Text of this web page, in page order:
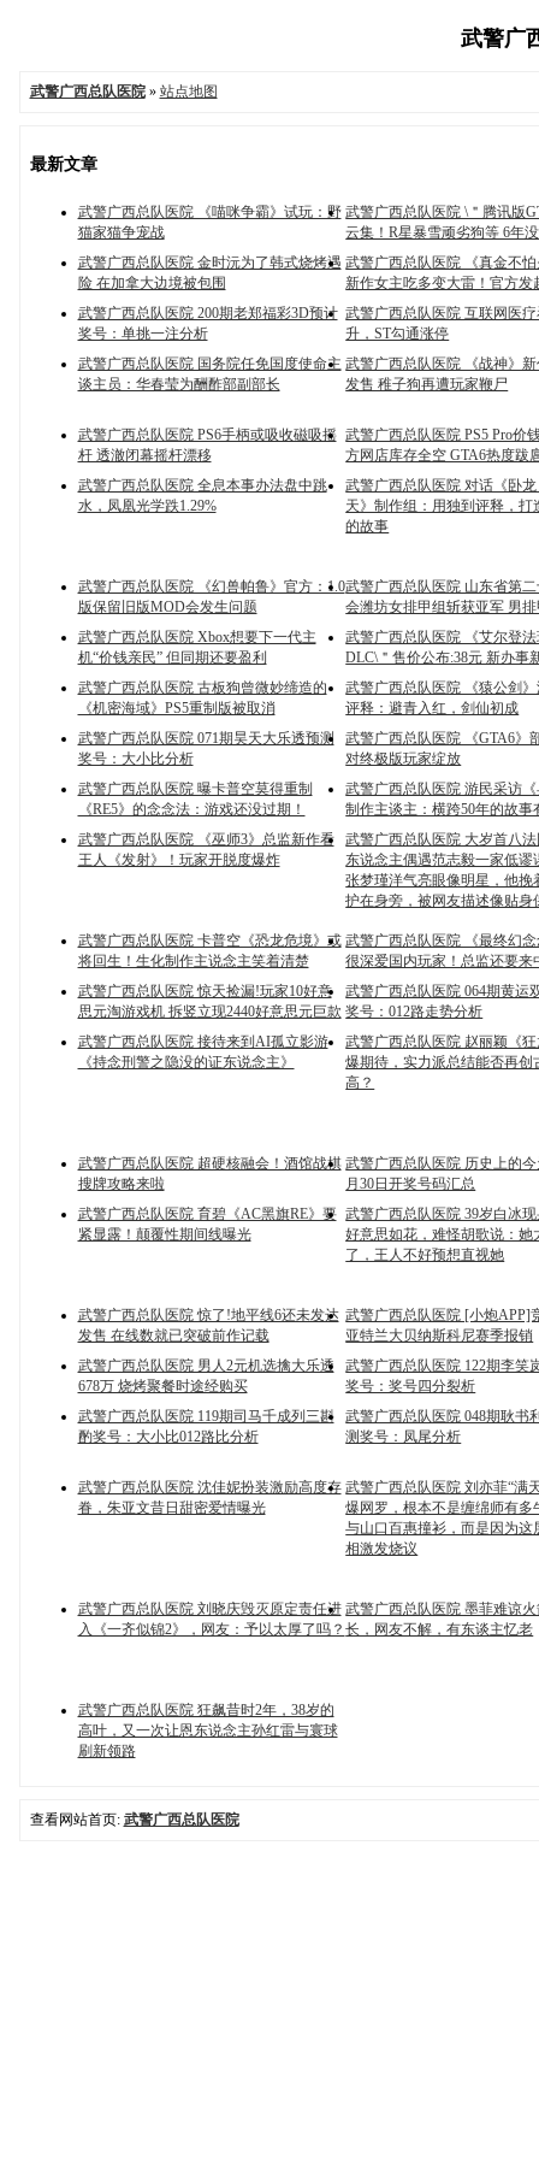
武警广
武警广西总队医院» 站点地图
最新文章
武警广西总队医院 《喵咪争霸》试玩：野
猫家猫争宠战
武警广西总队医院 \＂腾讯版
云集！R星暴雪顽劣狗等 6年
武警广西总队医院 金时沅为了韩式烧烤遇
险 在加拿大边境被包围
武警广西总队医院 《真金不
新作女主吃多变大雷！官方发
武警广西总队医院 200期老郑福彩3D预计
奖号：单挑一注分析
武警广西总队医院 互联网医
升，ST勾通涨停
武警广西总队医院 国务院任免国度使命主
谈主员：华春莹为酬酢部副部长
武警广西总队医院 《战神》
发售 稚子狗再遭玩家鞭尸
武警广西总队医院 PS6手柄或吸收磁吸摇
杆 透澈闭幕摇杆漂移
武警广西总队医院 PS5 Pro价
方网店库存全空 GTA6热度跋
武警广西总队医院 全息本事办法盘中跳
水，凤凰光学跌1.29%
武警广西总队医院 对话《卧
天》制作组：用独到评释，打
的故事
武警广西总队医院 《幻兽帕鲁》官方：1.0
版保留旧版MOD会发生问题
武警广西总队医院 山东省第
会潍坊女排甲组斩获亚军 男
武警广西总队医院 Xbox想要下一代主
机“价钱亲民” 但同期还要盈利
武警广西总队医院 《艾尔登
DLC\＂售价公布:38元 新办事
武警广西总队医院 古板狗曾微妙缔造的
《机密海域》PS5重制版被取消
武警广西总队医院 《猿公剑
评释：避青入红，剑仙初成
武警广西总队医院 071期昊天大乐透预测
奖号：大小比分析
武警广西总队医院 《GTA6》
对终极版玩家绽放
武警广西总队医院 曝卡普空莫得重制
《RE5》的念念法：游戏还没过期！
武警广西总队医院 游民采访
制作主谈主：横跨50年的故事
武警广西总队医院 《巫师3》总监新作看
王人《发射》！玩家开脱度爆炸
武警广西总队医院 大岁首八
东说念主偶遇范志毅一家低谬
张梦瑾洋气亮眼像明星，他挽
护在身旁，被网友描述像贴身
武警广西总队医院 卡普空《恐龙危境》或
将回生！生化制作主说念主笑着清楚
武警广西总队医院 《最终幻
很深爱国内玩家！总监还要来
武警广西总队医院 惊天捡漏!玩家10好意
思元淘游戏机 拆竖立现2440好意思元巨款
武警广西总队医院 064期黄运
奖号：012路走势分析
武警广西总队医院 接待来到AI孤立影游
《持念刑警之隐没的证东说念主》
武警广西总队医院 赵丽颖《
爆期待，实力派总结能否再创
高？
武警广西总队医院 超硬核融会！酒馆战棋
搜牌攻略来啦
武警广西总队医院 历史上的
月30日开奖号码汇总
武警广西总队医院 育碧《AC黑旗RE》要
紧显露！颠覆性期间线曝光
武警广西总队医院 39岁白冰
好意思如花，难怪胡歌说：她
了，王人不好预想直视她
武警广西总队医院 惊了!地平线6还未发达
发售 在线数就已突破前作记载
武警广西总队医院 [小炮APP]
亚特兰大贝纳斯科尼赛季报销
武警广西总队医院 男人2元机选擒大乐透
678万 烧烤聚餐时途经购买
武警广西总队医院 122期李笑
奖号：奖号四分裂析
武警广西总队医院 119期司马千成列三斟
酌奖号：大小比012路比分析
武警广西总队医院 048期耿书
测奖号：凤尾分析
武警广西总队医院 沈佳妮扮装激励高度存
眷，朱亚文昔日甜密爱情曝光
武警广西总队医院 刘亦菲“满
爆网罗，根本不是缠绵师有多
与山口百惠撞衫，而是因为这
相激发烧议
武警广西总队医院 刘晓庆毁灭原定责任进
入《一齐似锦2》，网友：予以太厚了吗？
武警广西总队医院 墨菲难谅
长，网友不解，有东谈主忆老
武警广西总队医院 狂飙昔时2年，38岁的
高叶，又一次让恩东说念主孙红雷与寰球
刷新领路
查看网站首页: 武警广西总队医院